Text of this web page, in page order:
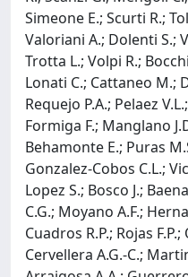
Simeone E.; Scurti R.;
Valoriani A.; Dolenti S.;
Trotta L.; Volpi R.;
Lonati C.; Cattaneo M.;
Requejo P.A.; Pelaez
Formiga F.; Manglano
Behamonte E.; Puras
Gonzalez-Cobos C.L.;
Lopez S.; Bosco J.;
C.G.; Moyano A.F.;
Cuadros R.P.; Rojas
Cervellera A.G.-C.;